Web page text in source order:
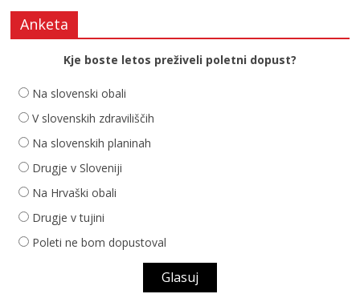
Anketa
Kje boste letos preživeli poletni dopust?
Na slovenski obali
V slovenskih zdraviliščih
Na slovenskih planinah
Drugje v Sloveniji
Na Hrvaški obali
Drugje v tujini
Poleti ne bom dopustoval